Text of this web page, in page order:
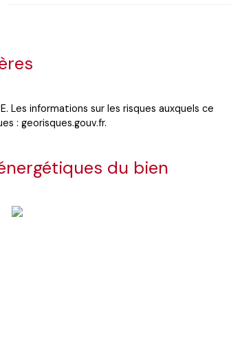
Les informations sur les risques auxquels ce
: georisques.gouv.fr.
du bien